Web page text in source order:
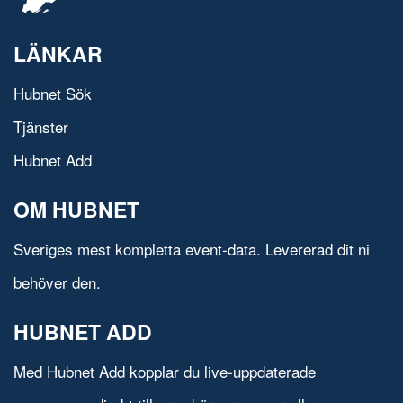
LÄNKAR
Hubnet Sök
Tjänster
Hubnet Add
OM HUBNET
Sveriges mest kompletta event-data. Levererad dit ni
behöver den.
HUBNET ADD
Med Hubnet Add kopplar du live-uppdaterade